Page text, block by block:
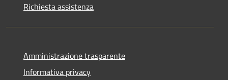
Richiesta assistenza
Amministrazione trasparente
Informativa privacy